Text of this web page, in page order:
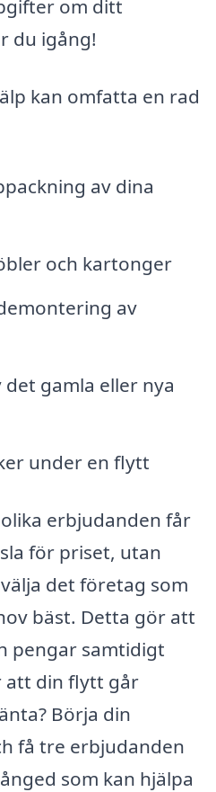
om ditt
du igång!
kan omfatta en rad
av dina
och kartonger
av
gamla eller nya
under en flytt
erbjudanden får
för priset, utan
det företag som
bäst. Detta gör att
pengar samtidigt
att din flytt går
Börja din
få tre erbjudanden
som kan hjälpa